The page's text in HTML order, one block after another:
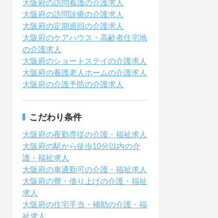
大阪府の訪問看護の介護求人
大阪府の訪問診療の介護求人
大阪府の定期巡回の介護求人
大阪府のケアハウス・高齢者住宅地
の介護求人
大阪府のショートステイの介護求人
大阪府の養護老人ホームの介護求人
大阪府の介護予防の介護求人
こだわり条件
大阪府の夜勤専従の介護・福祉求人
大阪府の駅から徒歩10分以内の介
護・福祉求人
大阪府の車通勤可の介護・福祉求人
大阪府の寮・借り上げの介護・福祉
求人
大阪府の住宅手当・補助の介護・福
祉求人